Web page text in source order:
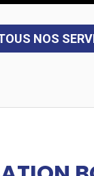
NOS